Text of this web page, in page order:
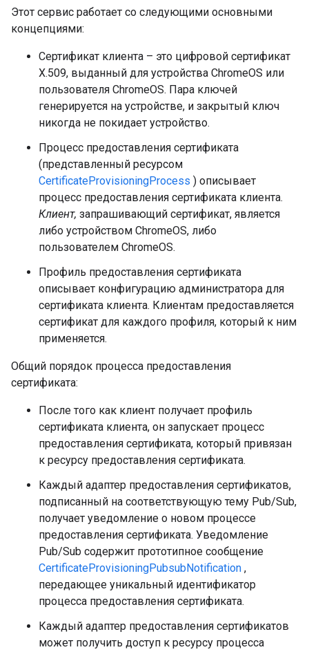
Этот сервис работает со следующими основными
концепциями:
Сертификат клиента – это цифровой сертификат
X.509, выданный для устройства ChromeOS или
пользователя ChromeOS. Пара ключей
генерируется на устройстве, и закрытый ключ
никогда не покидает устройство.
Процесс предоставления сертификата
(представленный ресурсом
CertificateProvisioningProcess ) описывает
процесс предоставления сертификата клиента.
Клиент, запрашивающий сертификат, является
либо устройством ChromeOS, либо
пользователем ChromeOS.
Профиль предоставления сертификата
описывает конфигурацию администратора для
сертификата клиента. Клиентам предоставляется
сертификат для каждого профиля, который к ним
применяется.
Общий порядок процесса предоставления
сертификата:
После того как клиент получает профиль
сертификата клиента, он запускает процесс
предоставления сертификата, который привязан
к ресурсу предоставления сертификата.
Каждый адаптер предоставления сертификатов,
подписанный на соответствующую тему Pub/Sub,
получает уведомление о новом процессе
предоставления сертификата. Уведомление
Pub/Sub содержит прототипное сообщение
CertificateProvisioningPubsubNotification ,
передающее уникальный идентификатор
процесса предоставления сертификата.
Каждый адаптер предоставления сертификатов
может получить доступ к ресурсу процесса